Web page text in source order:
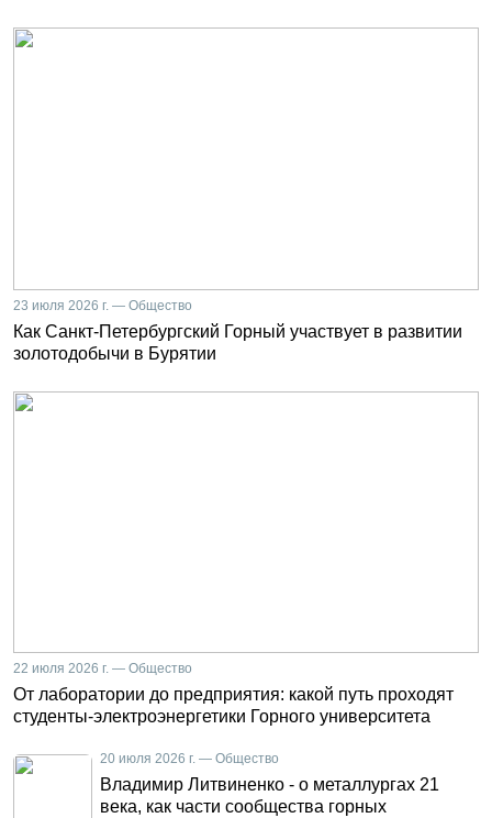
23 июля 2026 г. — Общество
Как Санкт-Петербургский Горный участвует в развитии
золотодобычи в Бурятии
22 июля 2026 г. — Общество
От лаборатории до предприятия: какой путь проходят
студенты-электроэнергетики Горного университета
20 июля 2026 г. — Общество
Владимир Литвиненко - о металлургах 21
века, как части сообщества горных